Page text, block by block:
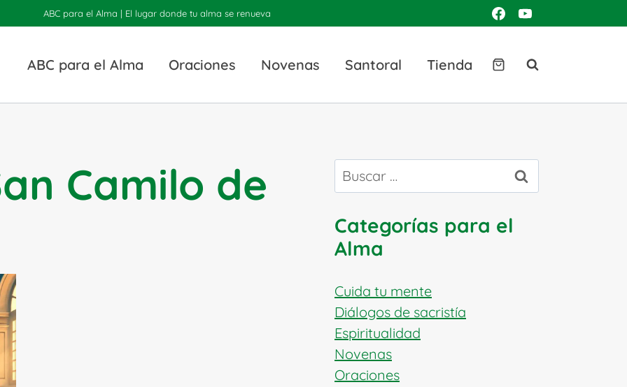
ABC para el Alma | El lugar donde tu alma se renueva
ABC para el Alma Oraciones Novenas Santoral Tienda
Camilo de
Buscar:
Categorías para el
Alma
Cuida tu mente
Diálogos de sacristía
Espiritualidad
Novenas
Oraciones